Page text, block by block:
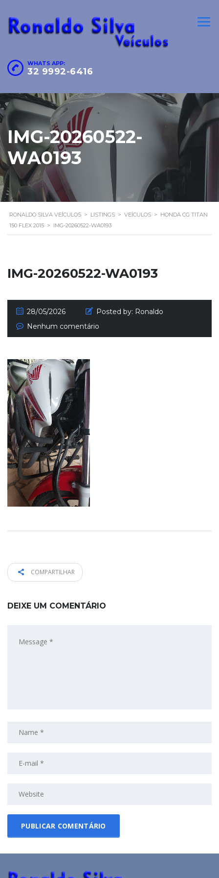
WHATS APP:
32 9992-6416
IMG-20260522-
WA0193
RONALDO SILVA VEÍCULOS > LISTINGS > VEÍCULOS > HONDA CG TITAN
150 FLEX 2015 > IMG-20260522-WA0193
IMG-20260522-WA0193
28/05/2026 Posted by: Ronaldo
Nenhum comentário
COMPARTILHAR
DEIXE UM COMENTÁRIO